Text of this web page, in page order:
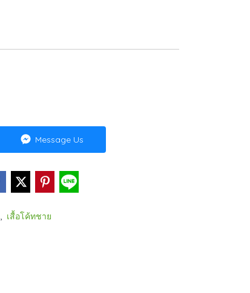
Message Us
เสื้อโค้ทชาย